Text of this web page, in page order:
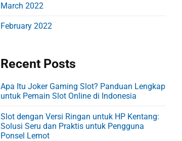
March 2022
February 2022
Recent Posts
Apa Itu Joker Gaming Slot? Panduan Lengkap
untuk Pemain Slot Online di Indonesia
Slot dengan Versi Ringan untuk HP Kentang:
Solusi Seru dan Praktis untuk Pengguna
Ponsel Lemot